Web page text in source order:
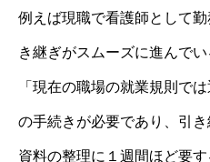
例えば現職で看護師として勤
き継ぎがスムーズに進んでい
「現在の職場の就業規則で
の手続きが必要であり、引
資料の整理に１週間ほど要